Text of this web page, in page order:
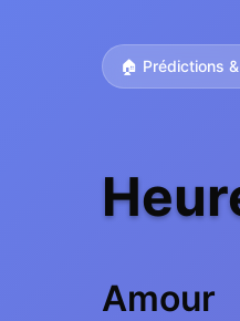
🏠 Prédictions
Amour